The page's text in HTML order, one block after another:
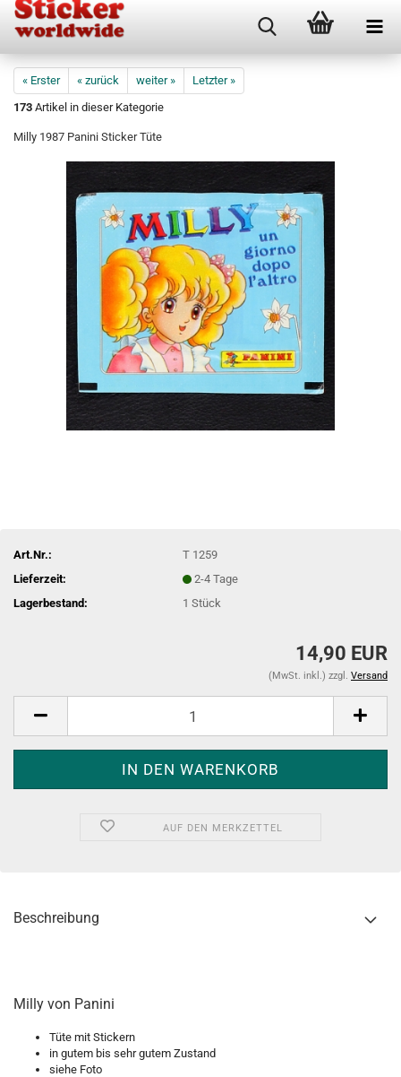
« Erster « zurück weiter »
Letzter »
173 Artikel in dieser Kategorie
Milly 1987 Panini Sticker Tüte
Art.Nr.:
T 1259
Lieferzeit:
2-4 Tage
Lagerbestand:
1Stück
14,90 EUR
(MwSt. inkl.) zzgl. Versand
AUF DEN MERKZETTEL
Beschreibung
Milly von Panini
Tüte mit Stickern
in gutem bis sehr gutem Zustand
siehe Foto